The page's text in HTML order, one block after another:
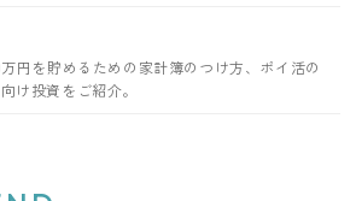
円を貯めるための家計簿のつけ方、ポイ活の
け投資をご紹介。